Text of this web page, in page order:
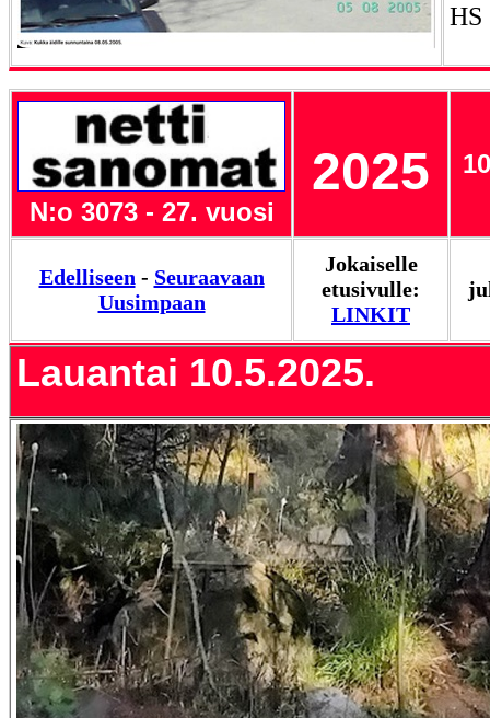
HS
N:o 3073 - 27. vuosi
2025
Edelliseen - Seuraavaan
Uusimpaan
Jokaiselle
etusivulle:
LINKIT
Lauantai 10.5.2025.